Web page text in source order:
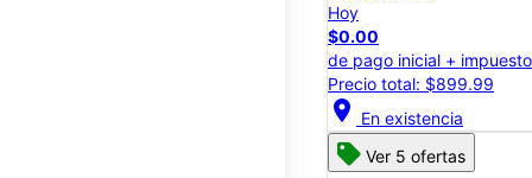
Hoy
$0.00
de pago inicial +
Precio total: $899.99
location_on En existencia
Ver 5 ofertas